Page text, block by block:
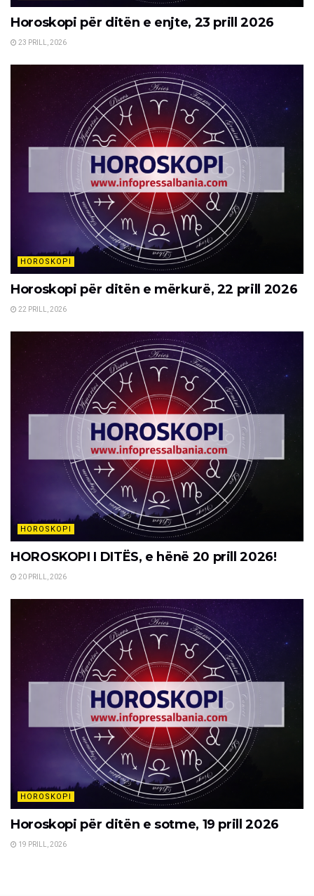
Horoskopi për ditën e enjte, 23 prill 2026
23 PRILL, 2026
HOROSKOPI
Horoskopi për ditën e mërkurë, 22 prill 2026
22 PRILL, 2026
HOROSKOPI
HOROSKOPI I DITËS, e hënë 20 prill 2026!
20 PRILL, 2026
HOROSKOPI
Horoskopi për ditën e sotme, 19 prill 2026
19 PRILL, 2026